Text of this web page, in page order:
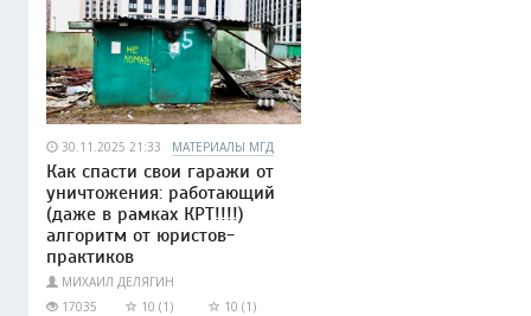
30.11.2025 21:33 МАТЕРИАЛЫ МГД
Как спасти свои гаражи от
уничтожения: работающий
(даже в рамках КРТ!!!!)
алгоритм от юристов-
практиков
МИХАИЛ ДЕЛЯГИН
17035
10 (1) 10 (1)